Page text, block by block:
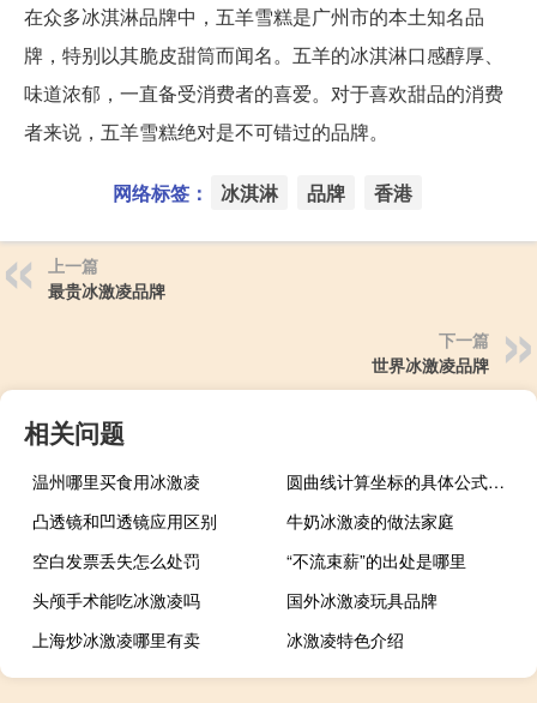
在众多冰淇淋品牌中，五羊雪糕是广州市的本土知名品
牌，特别以其脆皮甜筒而闻名。五羊的冰淇淋口感醇厚、
味道浓郁，一直备受消费者的喜爱。对于喜欢甜品的消费
者来说，五羊雪糕绝对是不可错过的品牌。
网络标签： 冰淇淋 品牌 香港
上一篇
最贵冰激凌品牌
下一篇
世界冰激凌品牌
相关问题
温州哪里买食用冰激凌
圆曲线计算坐标的具体公式（圆曲线方位角计算公式）
凸透镜和凹透镜应用区别
牛奶冰激凌的做法家庭
空白发票丢失怎么处罚
“不流束薪”的出处是哪里
头颅手术能吃冰激凌吗
国外冰激凌玩具品牌
上海炒冰激凌哪里有卖
冰激凌特色介绍